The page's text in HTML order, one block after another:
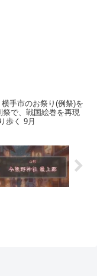
横手市のお祭り(例祭)を
祭で、戦国絵巻を再現
歩く 9月